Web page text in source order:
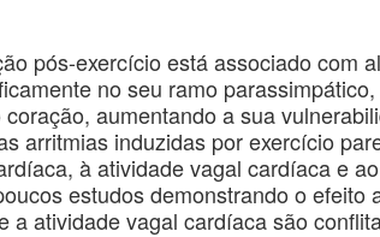
pós-exercício está associado com
no seu ramo
aumentando a sua
arritmias induzidas por exercício
à atividade vagal cardíaca e
estudos demonstrando o efeito
a atividade vagal cardíaca são